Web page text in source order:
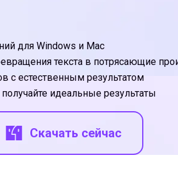
для Windows и Mac
текста в потрясающие
с естественным результатом
идеальные результаты
Скачать сейчас